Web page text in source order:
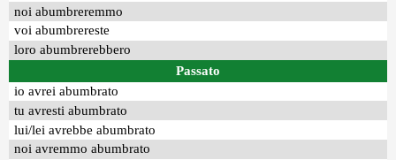
noi abumbreremmo
voi abumbrereste
loro abumbrerebbero
Passato
io avrei abumbrato
tu avresti abumbrato
lui/lei avrebbe abumbrato
noi avremmo abumbrato